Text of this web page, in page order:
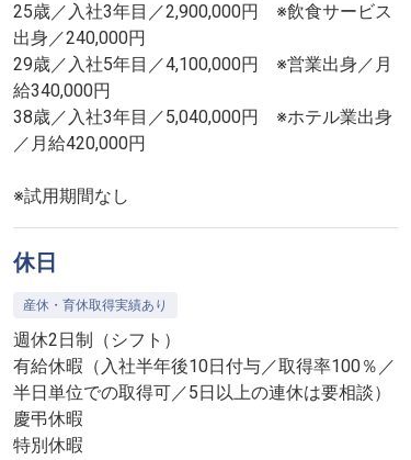
25歳／入社3年目／2,900,000円 ※飲食サービス
出身／240,000円
29歳／入社5年目／4,100,000円 ※営業出身／月
給340,000円
38歳／入社3年目／5,040,000円 ※ホテル業出身
／月給420,000円
※試用期間なし
休日
産休・育休取得実績あり
週休2日制（シフト）
有給休暇（入社半年後10日付与／取得率100％／
半日単位での取得可／5日以上の連休は要相談）
慶弔休暇
特別休暇